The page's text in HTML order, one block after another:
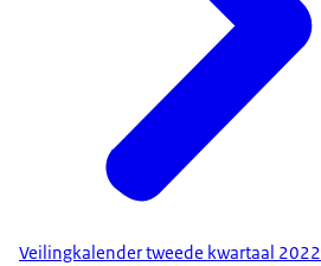
Veilingkalender tweede kwartaal 2022